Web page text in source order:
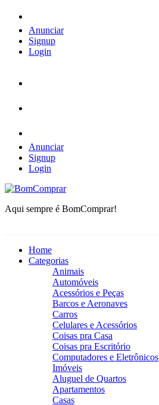
Anunciar
Signup
Login
Anunciar
Signup
Login
BomComprar
Aqui sempre é BomComprar!
Home
Categorias
Animais
Automóveis
Acessórios e Peças
Barcos e Aeronaves
Carros
Celulares e Acessórios
Coisas pra Casa
Coisas pra Escritório
Computadores e Eletrônicos
Imóveis
Aluguel de Quartos
Apartamentos
Casas